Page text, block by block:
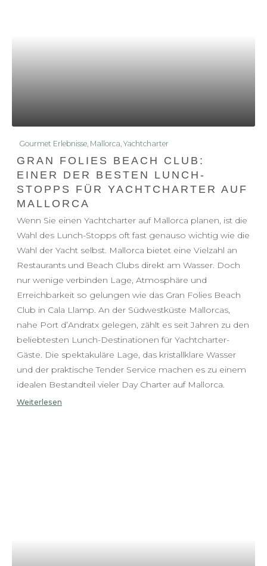
Gourmet Erlebnisse, Mallorca, Yachtcharter
GRAN FOLIES BEACH CLUB:
EINER DER BESTEN LUNCH-
STOPPS FÜR YACHTCHARTER AUF
MALLORCA
Wenn Sie einen Yachtcharter auf Mallorca planen, ist die
Wahl des Lunch-Stopps oft fast genauso wichtig wie die
Wahl der Yacht selbst. Mallorca bietet eine Vielzahl an
Restaurants und Beach Clubs direkt am Wasser. Doch
nur wenige verbinden Lage, Atmosphäre und
Erreichbarkeit so gelungen wie das Gran Folies Beach
Club in Cala Llamp. An der Südwestküste Mallorcas,
nahe Port d’Andratx gelegen, zählt es seit Jahren zu den
beliebtesten Lunch-Destinationen für Yachtcharter-
Gäste. Die spektakuläre Lage, das kristallklare Wasser
und der praktische Tender Service machen es zu einem
idealen Bestandteil vieler Day Charter auf Mallorca.
Weiterlesen